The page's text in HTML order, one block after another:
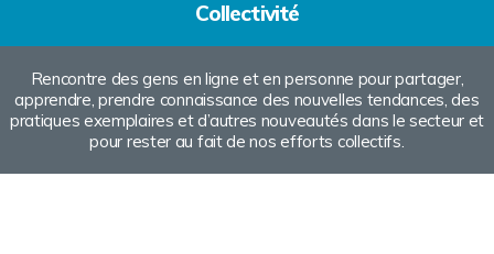
Collectivité
Rencontre des gens en ligne et en personne pour partager,
apprendre, prendre connaissance des nouvelles tendances, des
pratiques exemplaires et d’autres nouveautés dans le secteur et
pour rester au fait de nos efforts collectifs.